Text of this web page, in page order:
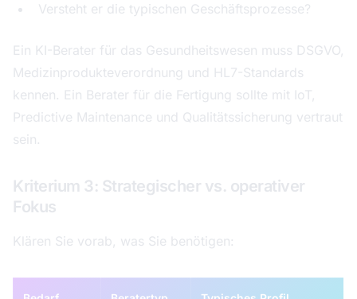
Versteht er die typischen Geschäftsprozesse?
Ein KI-Berater für das Gesundheitswesen muss DSGVO,
Medizinprodukteverordnung und HL7-Standards
kennen. Ein Berater für die Fertigung sollte mit IoT,
Predictive Maintenance und Qualitätssicherung vertraut
sein.
Kriterium 3: Strategischer vs. operativer
Fokus
Klären Sie vorab, was Sie benötigen: